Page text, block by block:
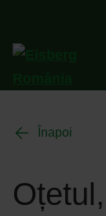
Înapoi